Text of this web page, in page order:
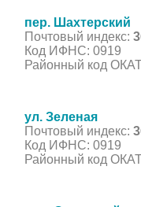
пер. Шахтерский
Почтовый индекс:
Код ИФНС: 0919
Районный код
ул. Зеленая
Почтовый индекс:
Код ИФНС: 0919
Районный код